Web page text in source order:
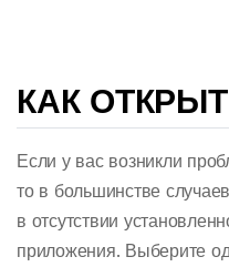
КАК
Если у вас возникли
то в большинстве
в отсутствии
приложения. Выберите